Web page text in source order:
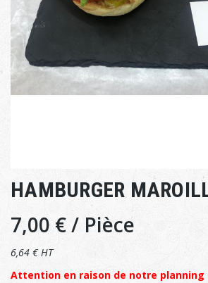
HAMBURGER
7,00 €/ Pièce
6,64 € HT
Attention en raison de notre planning